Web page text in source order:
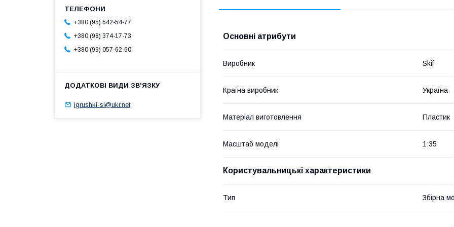
Основні атрибути
Виробник Skif
Країна виробник Україна
Матеріал виготовлення Пластик
Масштаб моделі 1:35
Користувальницькі характеристики
Тип Збірна
+380 (95) 542-54-77
+380 (98) 374-17-73
+380 (99) 057-62-60
igrushki-sl@ukr.net